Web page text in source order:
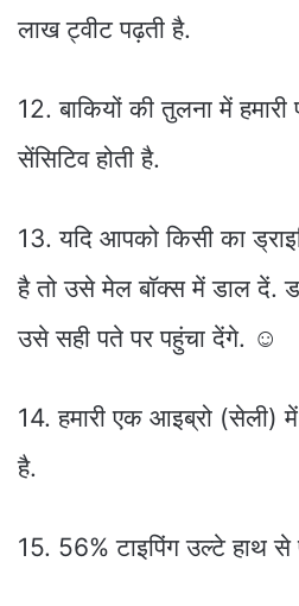
लाख ट्वीट पढ़ती है.
12. बाकियों की तुलना में
सेंसिटिव होती है.
13. यदि आपको किसी का
है तो उसे मेल बाॅक्स में डाल दें.
उसे सही पते पर पहुंचा देंगे. ☺
14. हमारी एक आइब्रो (सेली)
है.
15. 56% टाइपिंग उल्टे हाथ से